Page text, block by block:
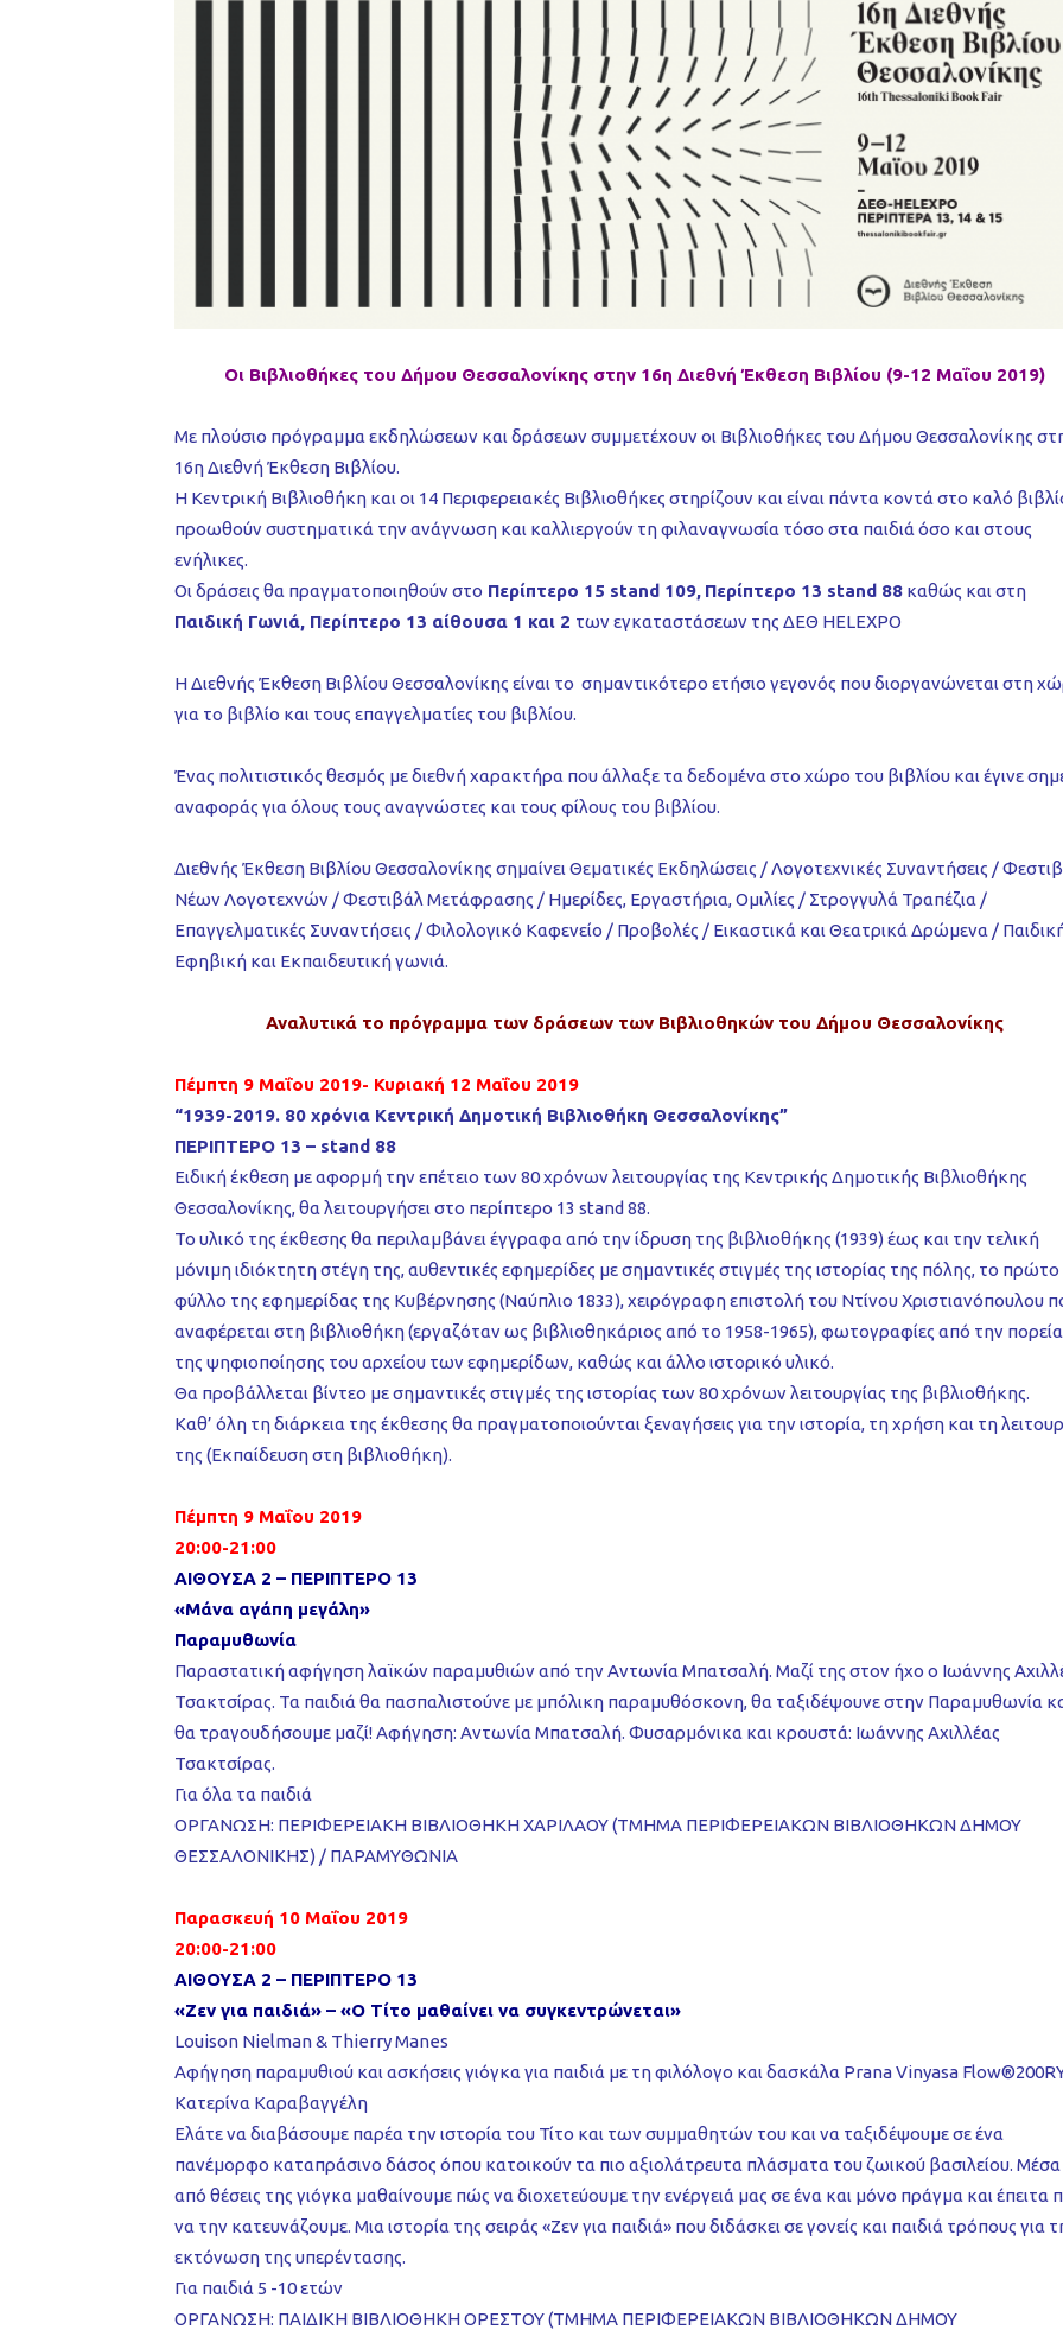
Οι Βιβλιοθήκες του Δήμου Θεσσαλονίκης στην 16η Διεθνή Έκθεση Βιβλίου (9-12 Μαΐου 2019)
Με πλούσιο πρόγραμμα εκδηλώσεων και δράσεων συμμετέχουν οι Βιβλιοθήκες του Δήμου Θεσσαλονίκης
16η Διεθνή Έκθεση Βιβλίου.
Η Κεντρική Βιβλιοθήκη και οι 14 Περιφερειακές Βιβλιοθήκες στηρίζουν και είναι πάντα κοντά στο καλό
προωθούν συστηματικά την ανάγνωση και καλλιεργούν τη φιλαναγνωσία τόσο στα παιδιά όσο και στους
ενήλικες.
Οι δράσεις θα πραγματοποιηθούν στο Περίπτερο 15 stand 109, Περίπτερο 13 stand 88 καθώς και στη
Παιδική Γωνιά, Περίπτερο 13 αίθουσα 1 και 2 των εγκαταστάσεων της ΔΕΘ HELEXPO
Η Διεθνής Έκθεση Βιβλίου Θεσσαλονίκης είναι το σημαντικότερο ετήσιο γεγονός που διοργανώνεται στη
για το βιβλίο και τους επαγγελματίες του βιβλίου.
Ένας πολιτιστικός θεσμός με διεθνή χαρακτήρα που άλλαξε τα δεδομένα στο χώρο του βιβλίου και έγινε
αναφοράς για όλους τους αναγνώστες και τους φίλους του βιβλίου.
Διεθνής Έκθεση Βιβλίου Θεσσαλονίκης σημαίνει Θεματικές Εκδηλώσεις / Λογοτεχνικές Συναντήσεις /
Νέων Λογοτεχνών / Φεστιβάλ Μετάφρασης / Ημερίδες, Εργαστήρια, Ομιλίες / Στρογγυλά Τραπέζια /
Επαγγελματικές Συναντήσεις / Φιλολογικό Καφενείο / Προβολές / Εικαστικά και Θεατρικά Δρώμενα /
Εφηβική και Εκπαιδευτική γωνιά.
Αναλυτικά το πρόγραμμα των δράσεων των Βιβλιοθηκών του Δήμου Θεσσαλονίκης
Πέμπτη 9 Μαΐου 2019- Κυριακή 12 Μαΐου 2019
“1939-2019. 80 χρόνια Κεντρική Δημοτική Βιβλιοθήκη Θεσσαλονίκης”
ΠΕΡΙΠΤΕΡΟ 13 – stand 88
Ειδική έκθεση με αφορμή την επέτειο των 80 χρόνων λειτουργίας της Κεντρικής Δημοτικής Βιβλιοθήκης
Θεσσαλονίκης, θα λειτουργήσει στο περίπτερο 13 stand 88.
Το υλικό της έκθεσης θα περιλαμβάνει έγγραφα από την ίδρυση της βιβλιοθήκης (1939) έως και την τελική
μόνιμη ιδιόκτητη στέγη της, αυθεντικές εφημερίδες με σημαντικές στιγμές της ιστορίας της πόλης, το πρώτο
φύλλο της εφημερίδας της Κυβέρνησης (Ναύπλιο 1833), χειρόγραφη επιστολή του Ντίνου Χριστιανόπουλου
αναφέρεται στη βιβλιοθήκη (εργαζόταν ως βιβλιοθηκάριος από το 1958-1965), φωτογραφίες από την πορεία
της ψηφιοποίησης του αρχείου των εφημερίδων, καθώς και άλλο ιστορικό υλικό.
Θα προβάλλεται βίντεο με σημαντικές στιγμές της ιστορίας των 80 χρόνων λειτουργίας της βιβλιοθήκης.
Καθ’ όλη τη διάρκεια της έκθεσης θα πραγματοποιούνται ξεναγήσεις για την ιστορία, τη χρήση και τη
της (Εκπαίδευση στη βιβλιοθήκη).
Πέμπτη 9 Μαΐου 2019
20:00-21:00
ΑΙΘΟΥΣΑ 2 – ΠΕΡΙΠΤΕΡΟ 13
«Μάνα αγάπη μεγάλη»
Παραμυθωνία
Παραστατική αφήγηση λαϊκών παραμυθιών από την Αντωνία Μπατσαλή. Μαζί της στον ήχο ο Ιωάννης
Τσακτσίρας. Τα παιδιά θα πασπαλιστούνε με μπόλικη παραμυθόσκονη, θα ταξιδέψουνε στην Παραμυθωνία
θα τραγουδήσουμε μαζί! Αφήγηση: Αντωνία Μπατσαλή. Φυσαρμόνικα και κρουστά: Ιωάννης Αχιλλέας
Τσακτσίρας.
Για όλα τα παιδιά
ΟΡΓΑΝΩΣΗ: ΠΕΡΙΦΕΡΕΙΑΚΗ ΒΙΒΛΙΟΘΗΚΗ ΧΑΡΙΛΑΟΥ (ΤΜΗΜΑ ΠΕΡΙΦΕΡΕΙΑΚΩΝ ΒΙΒΛΙΟΘΗΚΩΝ ΔΗΜΟΥ
ΘΕΣΣΑΛΟΝΙΚΗΣ) / ΠΑΡΑΜΥΘΩΝΙΑ
Παρασκευή 10 Μαΐου 2019
20:00-21:00
ΑΙΘΟΥΣΑ 2 – ΠΕΡΙΠΤΕΡΟ 13
«Ζεν για παιδιά» – «Ο Τίτο μαθαίνει να συγκεντρώνεται»
Louison Nielman & Thierry Manes
Αφήγηση παραμυθιού και ασκήσεις γιόγκα για παιδιά με τη φιλόλογο και δασκάλα Prana Vinyasa
Κατερίνα Καραβαγγέλη
Ελάτε να διαβάσουμε παρέα την ιστορία του Τίτο και των συμμαθητών του και να ταξιδέψουμε σε ένα
πανέμορφο καταπράσινο δάσος όπου κατοικούν τα πιο αξιολάτρευτα πλάσματα του ζωικού βασιλείου. Μέσα
από θέσεις της γιόγκα μαθαίνουμε πώς να διοχετεύουμε την ενέργειά μας σε ένα και μόνο πράγμα και έπειτα
να την κατευνάζουμε. Μια ιστορία της σειράς «Ζεν για παιδιά» που διδάσκει σε γονείς και παιδιά τρόπους για
εκτόνωση της υπερέντασης.
Για παιδιά 5 -10 ετών
ΟΡΓΑΝΩΣΗ: ΠΑΙΔΙΚΗ ΒΙΒΛΙΟΘΗΚΗ ΟΡΕΣΤΟΥ (ΤΜΗΜΑ ΠΕΡΙΦΕΡΕΙΑΚΩΝ ΒΙΒΛΙΟΘΗΚΩΝ ΔΗΜΟΥ